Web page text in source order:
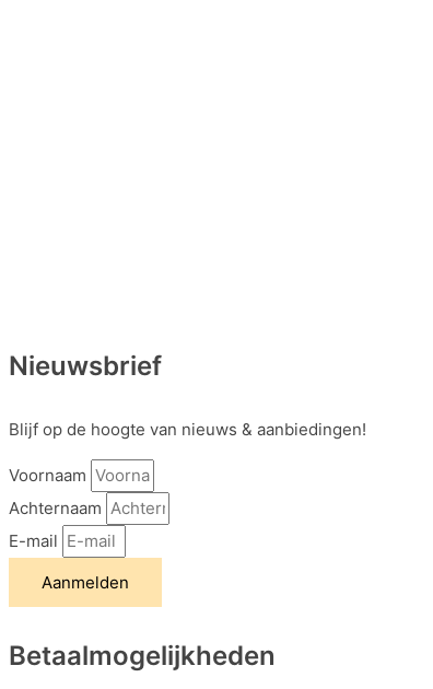
Nieuwsbrief
Blijf op de hoogte van nieuws & aanbiedingen!
Voornaam
Achternaam
E-mail
Aanmelden
Betaalmogelijkheden